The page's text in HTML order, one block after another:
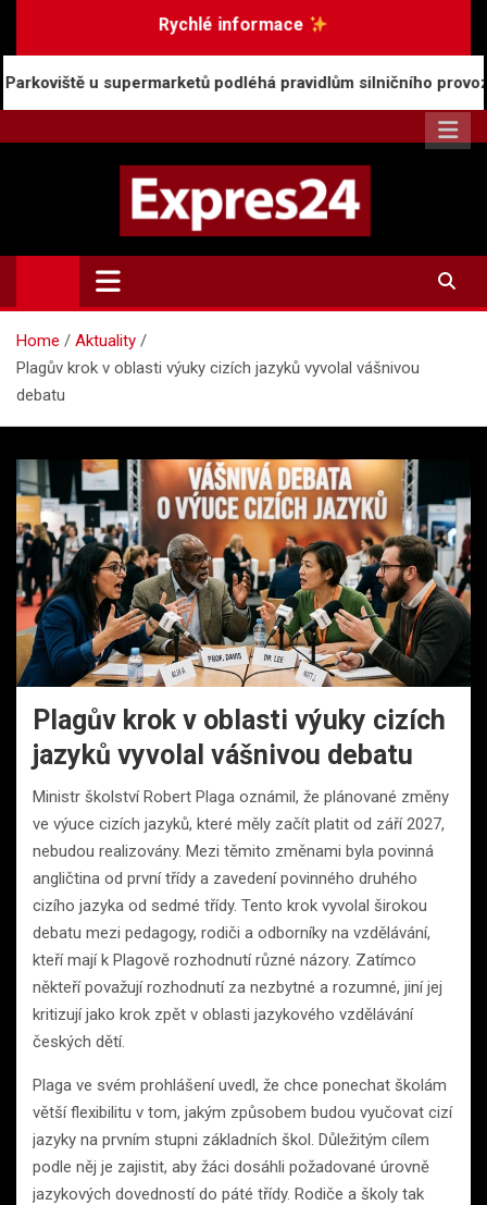
Rychlé informace
podléhá pravidlům silničního provozu
Expres24.cz
Rychlé zprávy po celý den
Home
Aktuality
Plagův krok v oblasti výuky cizích jazyků vyvolal vášnivou
debatu
Plagův krok v oblasti výuky cizích
jazyků vyvolal vášnivou debatu
Ministr školství Robert Plaga oznámil, že plánované změny
ve výuce cizích jazyků, které měly začít platit od září 2027,
nebudou realizovány. Mezi těmito změnami byla povinná
angličtina od první třídy a zavedení povinného druhého
cizího jazyka od sedmé třídy. Tento krok vyvolal širokou
debatu mezi pedagogy, rodiči a odborníky na vzdělávání,
kteří mají k Plagově rozhodnutí různé názory. Zatímco
někteří považují rozhodnutí za nezbytné a rozumné, jiní jej
kritizují jako krok zpět v oblasti jazykového vzdělávání
českých dětí.
Plaga ve svém prohlášení uvedl, že chce ponechat školám
větší flexibilitu v tom, jakým způsobem budou vyučovat cizí
jazyky na prvním stupni základních škol. Důležitým cílem
podle něj je zajistit, aby žáci dosáhli požadované úrovně
jazykových dovedností do páté třídy. Rodiče a školy tak